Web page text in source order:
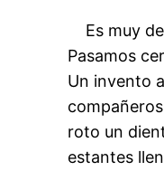
Es muy de
Pasamos
Un invento
roto un
estantes